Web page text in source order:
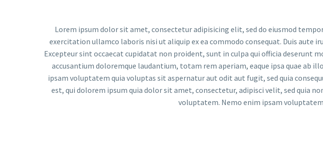
Lorem ipsum dolor sit amet, consectetur adipisicing elit, sed do eiusmod
exercitation ullamco laboris nisi ut aliquip ex ea commodo consequat. Duis
Excepteur sint occaecat cupidatat non proident, sunt in culpa qui officia
accusantium doloremque laudantium, totam rem aperiam, eaque ipsa quae ab
ipsam voluptatem quia voluptas sit aspernatur aut odit aut fugit, sed quia
est, qui dolorem ipsum quia dolor sit amet, consectetur, adipisci velit, sed quia
voluptatem. Nemo enim ipsam